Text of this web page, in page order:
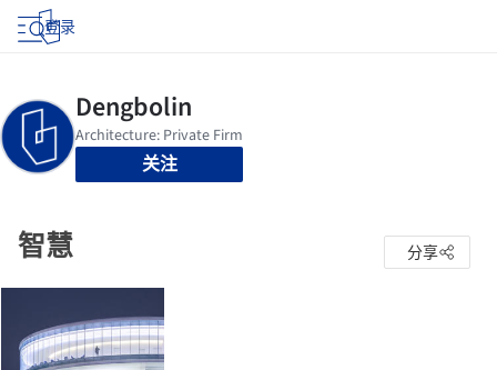
登录
关注
智慧 分享